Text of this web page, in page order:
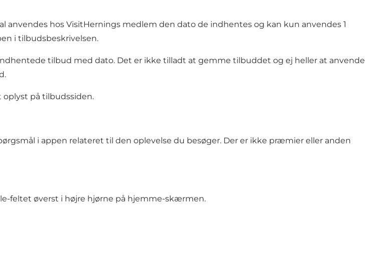
anvendes hos VisitHernings medlem den dato de indhentes og kan kun anvendes 1
i tilbudsbeskrivelsen.
tilbud med dato. Det er ikke tilladt at gemme tilbuddet og ej heller at anvende
på tilbudssiden.
i appen relateret til den oplevelse du besøger. Der er ikke præmier eller anden
feltet øverst i højre hjørne på hjemme-skærmen.